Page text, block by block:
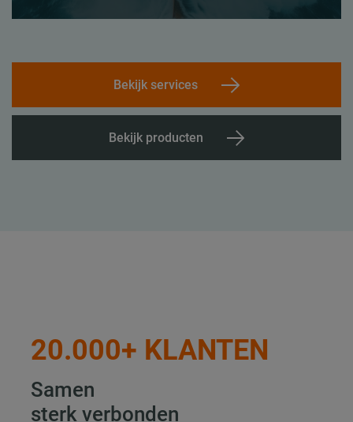
Bekijk services
Bekijk producten
20.000+ KLANTEN
Samen
sterk verbonden